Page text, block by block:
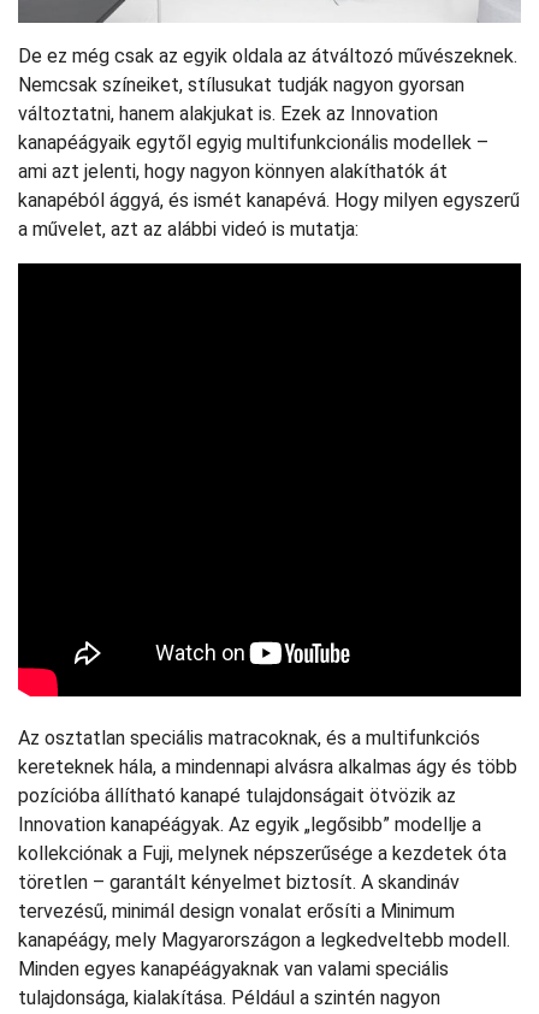
De ez még csak az egyik oldala az átváltozó művészeknek.
Nemcsak színeiket, stílusukat tudják nagyon gyorsan
változtatni, hanem alakjukat is. Ezek az Innovation
kanapéágyaik egytől egyig multifunkcionális modellek –
ami azt jelenti, hogy nagyon könnyen alakíthatók át
kanapéból ággyá, és ismét kanapévá. Hogy milyen egyszerű
a művelet, azt az alábbi videó is mutatja:
Az osztatlan speciális matracoknak, és a multifunkciós
kereteknek hála, a mindennapi alvásra alkalmas ágy és több
pozícióba állítható kanapé tulajdonságait ötvözik az
Innovation kanapéágyak. Az egyik „legősibb” modellje a
kollekciónak a Fuji, melynek népszerűsége a kezdetek óta
töretlen – garantált kényelmet biztosít. A skandináv
tervezésű, minimál design vonalat erősíti a Minimum
kanapéágy, mely Magyarországon a legkedveltebb modell.
Minden egyes kanapéágyaknak van valami speciális
tulajdonsága, kialakítása. Például a szintén nagyon